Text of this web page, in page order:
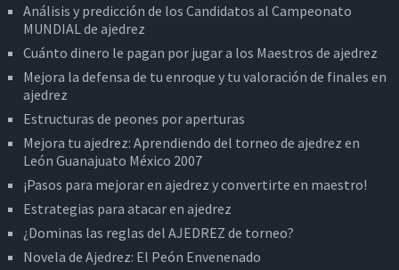
Análisis y predicción de los Candidatos al Campeonato
MUNDIAL de ajedrez
Cuánto dinero le pagan por jugar a los Maestros de ajedrez
Mejora la defensa de tu enroque y tu valoración de finales en
ajedrez
Estructuras de peones por aperturas
Mejora tu ajedrez: Aprendiendo del torneo de ajedrez en
León Guanajuato México 2007
¡Pasos para mejorar en ajedrez y convertirte en maestro!
Estrategias para atacar en ajedrez
¿Dominas las reglas del AJEDREZ de torneo?
Novela de Ajedrez: El Peón Envenenado